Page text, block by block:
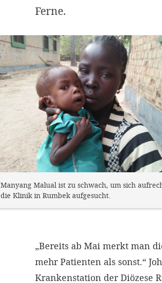
Ferne.
Manyang Malual ist zu schwach, um sich
die Klinik in Rumbek aufgesucht.
„Bereits ab Mai merkt man
mehr Patienten als sonst.“
Krankenstation der Diözese